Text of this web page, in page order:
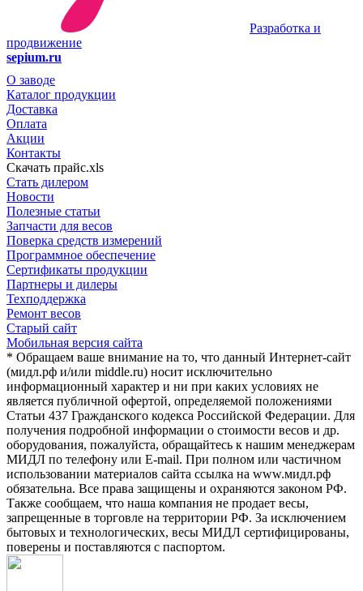
Разработка и
продвижение
sepium.ru
О заводе
Каталог продукции
Доставка
Оплата
Акции
Контакты
Скачать прайс.xls
Стать дилером
Новости
Полезные статьи
Запчасти для весов
Поверка средств измерений
Программное обеспечение
Сертификаты продукции
Партнеры и дилеры
Техподдержка
Ремонт весов
Старый сайт
Мобильная версия сайта
* Обращаем ваше внимание на то, что данный Интернет-сайт
(мидл.рф и/или middle.ru) носит исключительно
информационный характер и ни при каких условиях не
является публичной офертой, определяемой положениями
Статьи 437 Гражданского кодекса Российской Федерации. Для
получения подробной информации о стоимости весов и др.
оборудования, пожалуйста, обращайтесь к нашим менеджерам
МИДЛ по телефону или E-mail. При полном или частичном
использовании материалов сайта ссылка на www.мидл.рф
обязательна. Все права защищены и охраняются законом РФ.
Также сообщаем, что наша компания не продает весы,
запрещенные в торговле на территории РФ. За исключением
бытовых и технологических, весы МИДЛ сертифицированы,
поверены и поставляются с паспортом.